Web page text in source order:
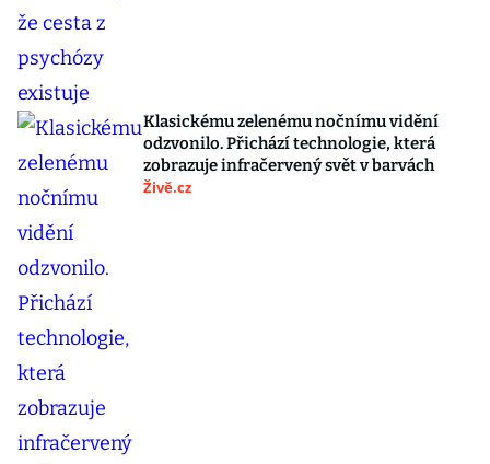
Klasickému zelenému nočnímu vidění
odzvonilo. Přichází technologie, která
zobrazuje infračervený svět v barvách
Živě.cz